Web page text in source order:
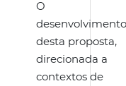
O
desenvolvimento
desta proposta,
direcionada a
contextos de